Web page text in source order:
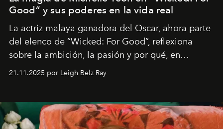
Good” y sus poderes en la vida real
La actriz malaya ganadora del Oscar, ahora parte
del elenco de “Wicked: For Good”, reflexiona
sobre la ambición, la pasión y por qué, en
ocasiones, la introspección puede esperar. “Es
importa si no lo entienden’”, confiesa.
21.11.2025 por Leigh Belz Ray